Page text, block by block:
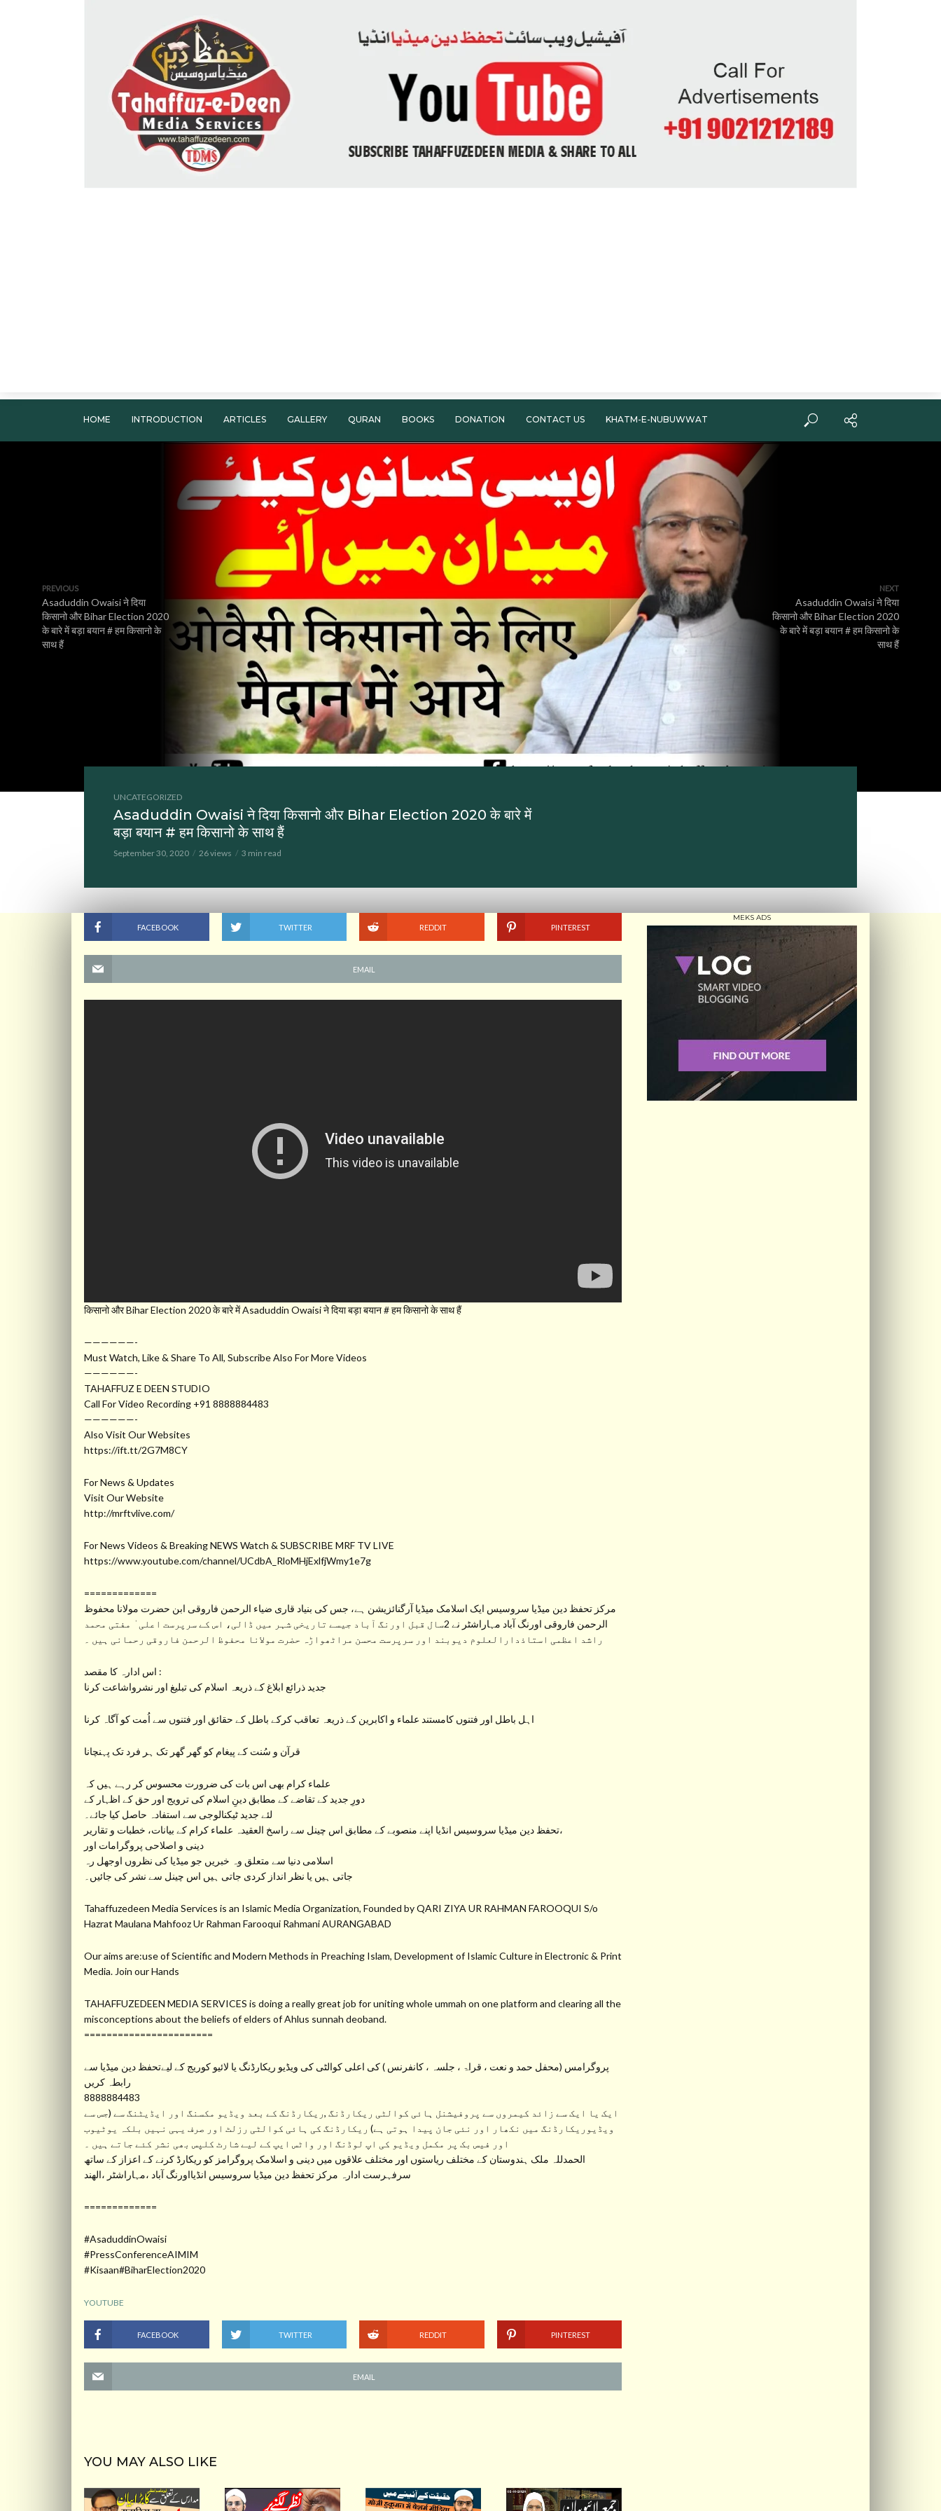
HOME INTRODUCTION ARTICLES GALLERY QURAN BOOKS DONATION CONTACT US KHATM-E-NUBUWWAT
PREVIOUS
Asaduddin Owaisi ने दिया
किसानो और Bihar Election 2020
के बारे में बड़ा बयान # हम किसानो के
साथ हैं
NEXT
Asaduddin Owaisi ने दिया
किसानो और Bihar Election 2020
के बारे में बड़ा बयान # हम किसानो के
साथ हैं
UNCATEGORIZED
Asaduddin Owaisi ने दिया किसानो और Bihar Election 2020 के बारे में
बड़ा बयान # हम किसानो के साथ हैं
September 30, 2020 26 views 3 min read
FACEBOOK TWITTER REDDIT PINTEREST
EMAIL
किसानो और Bihar Election 2020 के बारे में Asaduddin Owaisi ने दिया बड़ा बयान # हम किसानो के साथ हैं
——————-
Must Watch, Like & Share To All, Subscribe Also For More Videos
——————-
TAHAFFUZ E DEEN STUDIO
Call For Video Recording +91 8888884483
——————-
Also Visit Our Websites
https://ift.tt/2G7M8CY
For News & Updates
Visit Our Website
http://mrftvlive.com/
For News Videos & Breaking NEWS Watch & SUBSCRIBE MRF TV LIVE
https://www.youtube.com/channel/UCdbA_RloMHjExlfjWmy1e7g
=============
مرکز تحفظ دین میڈیا سروسیس ایک اسلامک میڈیا آرگنائزیشن ہے، جس کی بنیاد قاری ضیاء الرحمن فاروقی ابن حضرت مولانا محفوظ
الرحمن فاروقی اورنگ آباد مہاراشٹر نے 2سال قبل اورنگ آباد جیسے تاریخی شہر میں ڈالی، اس کے سرپرست اعلی ٰ مفتی محمد
راشد اعظمی استاذدارالعلوم دیوبند اور سرپرست محسن مراٹھواڑہ حضرت مولانا محفوظ الرحمن فاروقی رحمانی ہیں ۔
اس ادارہ کا مقصد :
جدید ذرائع ابلاغ کے ذریعہ اسلام کی تبلیغ اور نشرواشاعت کرنا
اہل باطل اور فتنوں کامستند علماء و اکابرین کے ذریعہ تعاقب کرکے باطل کے حقائق اور فتنوں سے اُمت کو آگاہ کرنا
قرآن و سُنت کے پیغام کو گھر گھر تک ہر فرد تک پہنچانا
علماء کرام بھی اس بات کی ضرورت محسوس کر رہے ہیں کہ
دورِ جدید کے تقاضے کے مطابق دینِ اسلام کی ترویج اور حق کے اظہار کے
لئے جدید ٹیکنالوجی سے استفادہ حاصل کیا جائے۔
تحفظ دین میڈیا سروسیس انڈیا اپنے منصوبے کے مطابق اس چینل سے راسخ العقیدہ علماء کرام کے بیانات، خطبات و تقاریر،
دینی و اصلاحی پروگرامات اور
اسلامی دنیا سے متعلق وہ خبریں جو میڈیا کی نظروں اوجھل رہ
جاتی ہیں یا نظر انداز کردی جاتی ہیں اس چینل سے نشر کی جائیں۔
Tahaffuzedeen Media Services is an Islamic Media Organization, Founded by QARI ZIYA UR RAHMAN FAROOQUI S/o
Hazrat Maulana Mahfooz Ur Rahman Farooqui Rahmani AURANGABAD
Our aims are:use of Scientific and Modern Methods in Preaching Islam, Development of Islamic Culture in Electronic & Print
Media. Join our Hands
TAHAFFUZEDEEN MEDIA SERVICES is doing a really great job for uniting whole ummah on one platform and clearing all the
misconceptions about the beliefs of elders of Ahlus sunnah deoband.
=======================
پروگرامس (محفل حمد و نعت ، قراۃ ، جلسہ ، کانفرنس ) کی اعلی کوالٹی کی ویڈیو ریکارڈنگ یا لائیو کوریج کے لیےتحفظ دین میڈیا سے
رابطہ کریں
8888884483
ایک یا ایک سے زائد کیمروں سے پروفیشنل ہائی کوالٹی ریکارڈنگ ,ریکارڈنگ کے بعد ویڈیو مکسنگ اور ایڈیٹنگ سے (جس سے
ویڈیوریکارڈنگ میں نکھار اور نئی جان پیدا ہوتی ہے) ریکارڈنگ کی ہائی کوالٹی رزلٹ اور صرف یہی نہیں بلکہ یوٹیوب
اور فیس بک پر مکمل ویڈیو کی اپ لوڈنگ اور واٹس ایپ کے لیے شارٹ کلپس بھی نشر کئے جاتے ہیں ۔
الحمدللہ ملک ہندوستان کے مختلف ریاستوں اور مختلف علاقوں میں دینی و اسلامک پروگرامز کو ریکارڈ کرنے کے اعزاز کے ساتھ
سرفہرست ادارہ مرکز تحفظ دین میڈیا سروسیس انڈیااورنگ آباد ،مہاراشٹر ،الھند
=============
#AsaduddinOwaisi
#PressConferenceAIMIM
#Kisaan#BiharElection2020
YOUTUBE
FACEBOOK TWITTER REDDIT PINTEREST
EMAIL
YOU MAY ALSO LIKE
MEKS ADS